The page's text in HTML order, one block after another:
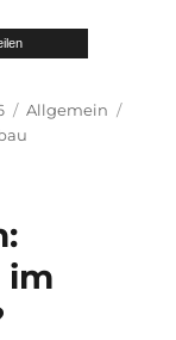
Kategorien
Allgemein
im